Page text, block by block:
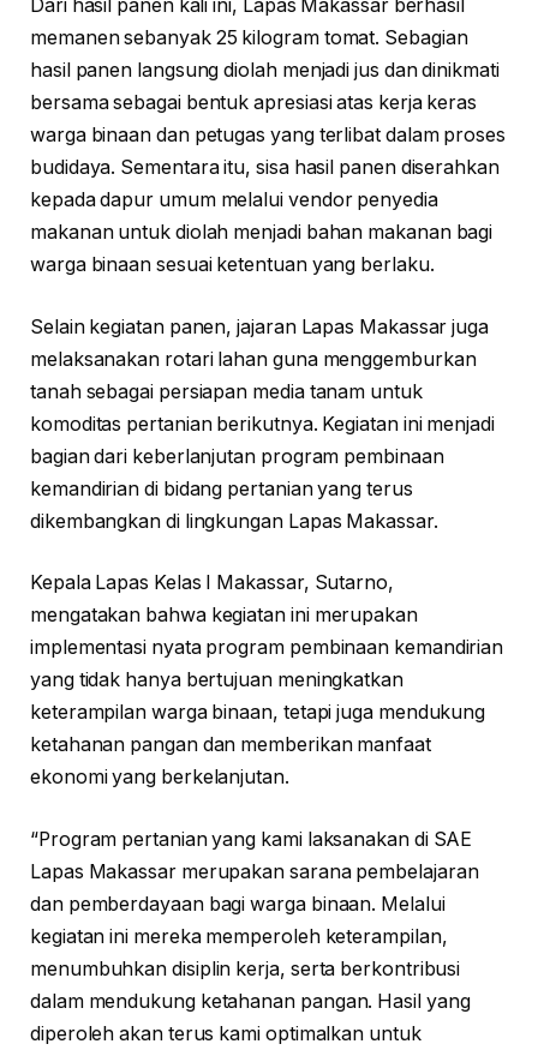
Dari hasil panen kali ini, Lapas Makassar berhasil
memanen sebanyak 25 kilogram tomat. Sebagian
hasil panen langsung diolah menjadi jus dan dinikmati
bersama sebagai bentuk apresiasi atas kerja keras
warga binaan dan petugas yang terlibat dalam proses
budidaya. Sementara itu, sisa hasil panen diserahkan
kepada dapur umum melalui vendor penyedia
makanan untuk diolah menjadi bahan makanan bagi
warga binaan sesuai ketentuan yang berlaku.
Selain kegiatan panen, jajaran Lapas Makassar juga
melaksanakan rotari lahan guna menggemburkan
tanah sebagai persiapan media tanam untuk
komoditas pertanian berikutnya. Kegiatan ini menjadi
bagian dari keberlanjutan program pembinaan
kemandirian di bidang pertanian yang terus
dikembangkan di lingkungan Lapas Makassar.
Kepala Lapas Kelas I Makassar, Sutarno,
mengatakan bahwa kegiatan ini merupakan
implementasi nyata program pembinaan kemandirian
yang tidak hanya bertujuan meningkatkan
keterampilan warga binaan, tetapi juga mendukung
ketahanan pangan dan memberikan manfaat
ekonomi yang berkelanjutan.
“Program pertanian yang kami laksanakan di SAE
Lapas Makassar merupakan sarana pembelajaran
dan pemberdayaan bagi warga binaan. Melalui
kegiatan ini mereka memperoleh keterampilan,
menumbuhkan disiplin kerja, serta berkontribusi
dalam mendukung ketahanan pangan. Hasil yang
diperoleh akan terus kami optimalkan untuk